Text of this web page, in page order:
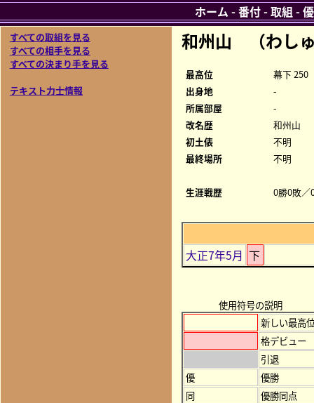
すべての取組を見る
すべての相手を見る
すべての決まり手を見る
テキスト力士情報
和州山 （わし
最高位
幕下 250
出身地
-
所属部屋
-
改名歴
和州山
初土俵
不明
最終場所
不明
生涯戦歴 0勝0敗／
大正7年5月 下
使用符号の説明
新しい最高
格デビュー
引退
優
優勝
同
優勝同点
ホーム -番付-取組 -